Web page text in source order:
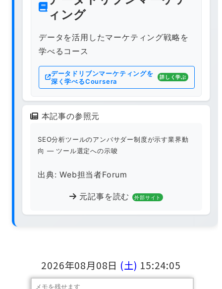
ィング
データを活用したマーケティング戦略を
学べるコース
データドリブンマーケティングを
深く学べるCoursera
詳しく学ぶ
本記事の参照元
SEO分析ツールのアンバサダー制度が示す業界動
向 — ツール選定への示唆
出典: Web担当者Forum
元記事を読む 外部サイト
2026年08月08日 (土) 15:24:06